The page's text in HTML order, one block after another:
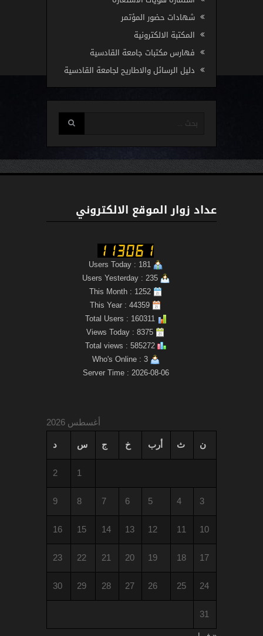
شهادات حضور المؤتمر
المكتبة الالكترونية
فهارس مكتبات جامعة القادسية
دليل الرسائل والاطاريح لجامعة القادسية
عداد زوار الموقع الالكتروني
Users Yesterday : 235
This Month : 1252
Total views : 585272
Who's Online : 3
Server Time : 2026-08-06
أغسطس 2026
ن ث أرب خ ج س د
1
2
3
4
5
6
7
8
9
10
11
12
13
14
15
16
17
18
19
20
21
22
23
24
25
26
27
28
29
30
31